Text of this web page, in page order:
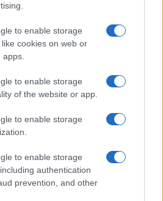
to enable storage
cookies on web or
to enable storage
of the website or app.
to enable storage
to enable storage
authentication
prevention, and other
1
Vai all'archivio delle vignette